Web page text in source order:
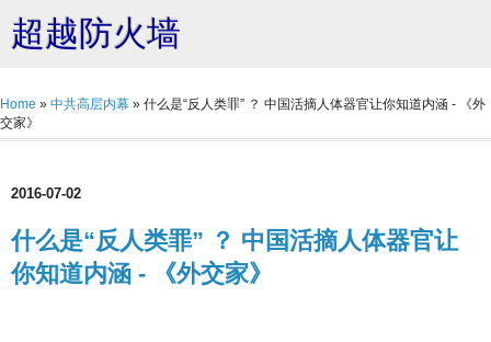
超越防火墙
Home » 中共高层内幕 » 什么是“反人类罪” ？ 中国活摘人体器官让你知道内涵 - 《外
交家》
2016-07-02
什么是“反人类罪” ？ 中国活摘人体器官让
你知道内涵 - 《外交家》